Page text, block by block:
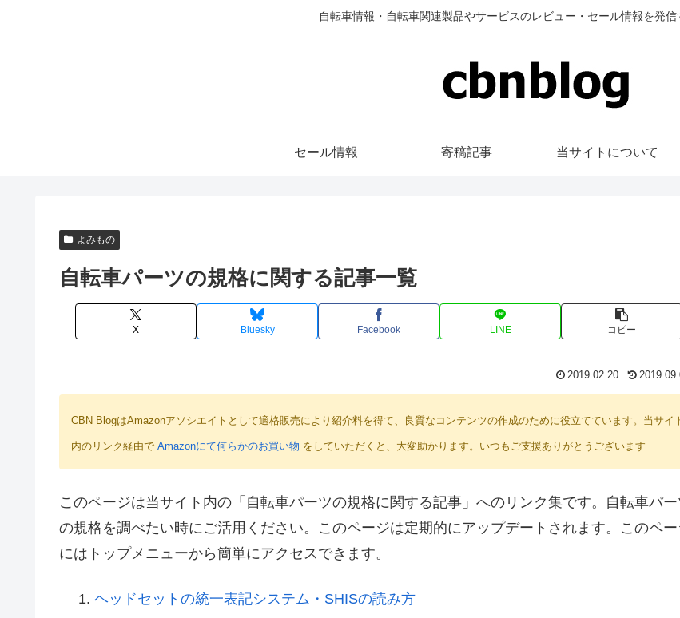
自転車情報・自転車関連製品やサービスのレビュー・セール情報を発
セール情報 寄稿記事 当サイトについて
よみもの
自転車パーツの規格に関する記事一覧
X Bluesky Facebook LINE コピー
2019.02.20
CBN BlogはAmazonアソシエイトとして適格販売により紹介料を得て、良質なコンテンツの作成のために役立てています。当サイ
内のリンク経由で Amazonにて何らかのお買い物 をしていただくと、大変助かります。いつもご支援ありがとうございます
このページは当サイト内の「自転車パーツの規格に関する記事」へのリンク集です。自転車パー
の規格を調べたい時にご活用ください。このページは定期的にアップデートされます。このペー
にはトップメニューから簡単にアクセスできます。
ヘッドセットの統一表記システム・SHISの読み方